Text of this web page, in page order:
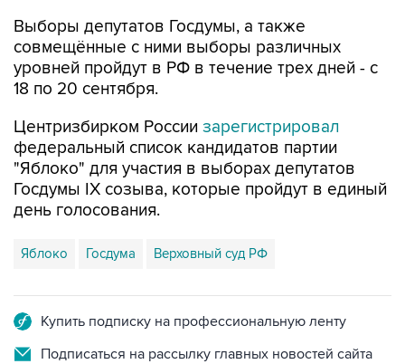
Выборы депутатов Госдумы, а также
совмещённые с ними выборы различных
уровней пройдут в РФ в течение трех дней - с
18 по 20 сентября.
Центризбирком России зарегистрировал
федеральный список кандидатов партии
"Яблоко" для участия в выборах депутатов
Госдумы IX созыва, которые пройдут в единый
день голосования.
Яблоко Госдума Верховный суд РФ
Купить подписку на профессиональную ленту
Подписаться на рассылку главных новостей сайта